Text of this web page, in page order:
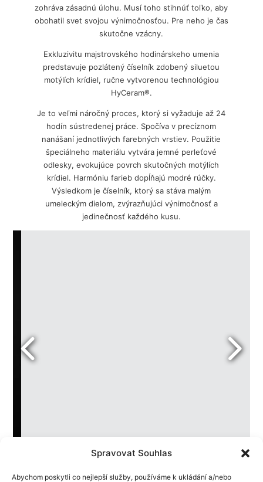
Spravovat Souhlas
Abychom poskytli co nejlepší služby, používáme k ukládání a/nebo
zohráva zásadnú úlohu. Musí toho stihnúť toľko, aby
obohatil svet svojou výnimočnosťou. Pre neho je čas
skutočne vzácny.
Exkluzivitu majstrovského hodinárskeho umenia
predstavuje pozlátený číselník zdobený siluetou
motýlích krídiel, ručne vytvorenou technológiou
HyCeram®.
Je to veľmi náročný proces, ktorý si vyžaduje až 24
hodín sústredenej práce. Spočíva v precíznom
nanášaní jednotlivých farebných vrstiev. Použitie
špeciálneho materiálu vytvára jemné perleťové
odlesky, evokujúce povrch skutočných motýlích
krídiel. Harmóniu farieb dopĺňajú modré rúčky.
Výsledkom je číselník, ktorý sa stáva malým
umeleckým dielom, zvýrazňujúci výnimočnosť a
jedinečnosť každého kusu.